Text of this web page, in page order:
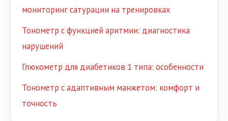
мониторинг сатурации на тренировках
Тонометр с функцией аритмии: диагностика
нарушений
Глюкометр для диабетиков 1 типа: особенности
Тонометр с адаптивным манжетом: комфорт и
точность